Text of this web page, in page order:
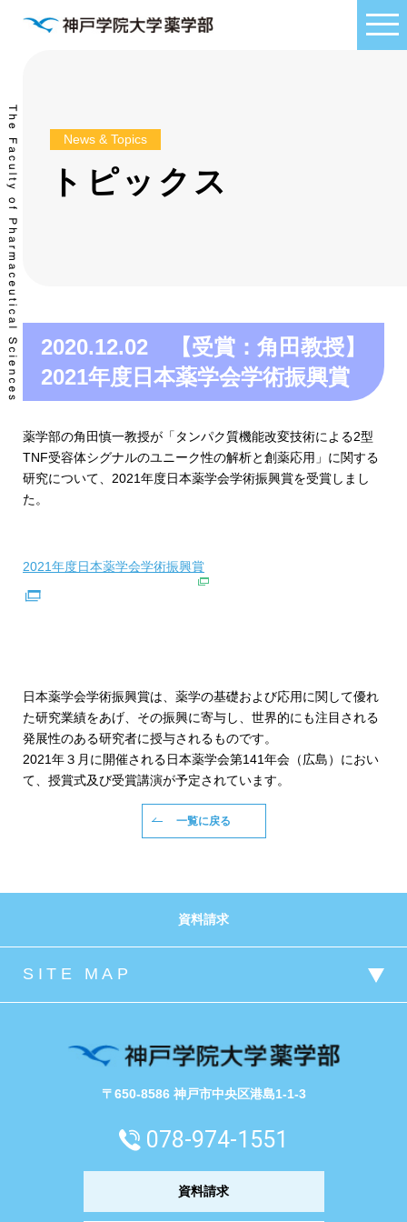
News & Topics
トピックス
2020.12.02 【受賞：角田教授】
2021年度日本薬学会学術振興賞
薬学部の角田慎一教授が「タンパク質機能改変技術による2型
TNF受容体シグナルのユニーク性の解析と創薬応用」に関する
研究について、2021年度日本薬学会学術振興賞を受賞しまし
た。
2021年度日本薬学会学術振興賞
日本薬学会学術振興賞は、薬学の基礎および応用に関して優れ
た研究業績をあげ、その振興に寄与し、世界的にも注目される
発展性のある研究者に授与されるものです。
2021年３月に開催される日本薬学会第141年会（広島）におい
て、授賞式及び受賞講演が予定されています。
一覧に戻る
資料請求
〒650-8586 神戸市中央区港島1-1-3
078-974-1551
資料請求